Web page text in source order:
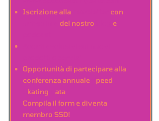
Iscrizione alla
con
del nostro
e
Opportunità di partecipare alla
conferenza annuale
peed
kating
ata
Compila il form e diventa
membro SSD!